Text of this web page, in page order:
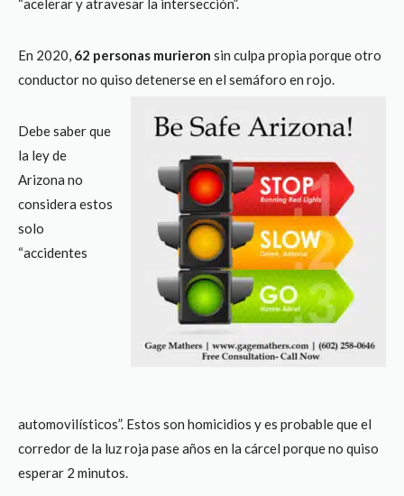
“acelerar y atravesar la intersección”.
En 2020, 62 personas murieron sin culpa propia porque otro
conductor no quiso detenerse en el semáforo en rojo.
Debe saber que
la ley de
Arizona no
considera estos
solo
“accidentes
automovilísticos”. Estos son homicidios y es probable que el
corredor de la luz roja pase años en la cárcel porque no quiso
esperar 2 minutos.